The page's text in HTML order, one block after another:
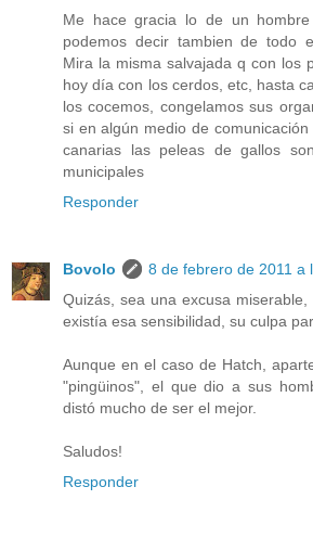
Me hace gracia lo de un
podemos decir tambien de todo
Mira la misma salvajada q con los
hoy día con los cerdos, etc, hasta
los cocemos, congelamos sus
si en algún medio de
canarias las peleas de gallos
municipales
Responder
Bovolo
8 de febrero de 2011 a
Quizás, sea una excusa
existía esa sensibilidad, su culpa
Aunque en el caso de Hatch,
"pingüinos", el que dio a sus
distó mucho de ser el mejor.
Saludos!
Responder